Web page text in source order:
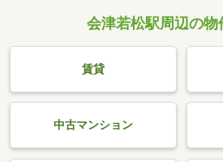
会津若松駅周辺の物
賃貸
中古マンション